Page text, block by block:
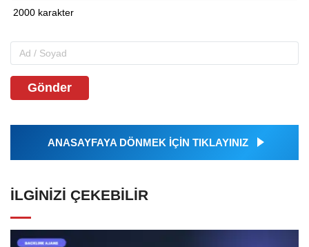
Gönder
ANASAYFAYA DÖNMEK İÇİN TIKLAYINIZ
İLGINIZI ÇEKEBILIR